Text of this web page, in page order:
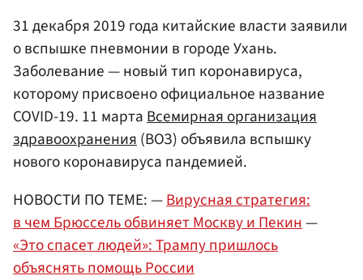
31 декабря 2019 года китайские власти заявили
о вспышке пневмонии в городе Ухань.
Заболевание — новый тип коронавируса,
которому присвоено официальное название
COVID-19. 11 марта Всемирная организация
здравоохранения (ВОЗ) объявила вспышку
нового коронавируса пандемией.
НОВОСТИ ПО ТЕМЕ: —Вирусная стратегия:
в чем Брюссель обвиняет Москву и Пекин—
«Это спасет людей»: Трампу пришлось
объяснять помощь России